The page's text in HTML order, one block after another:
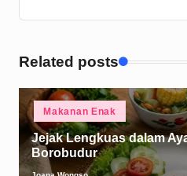
Related posts
Posted
Makanan Enak
Jejak Lengkuas dalam
Borobudur